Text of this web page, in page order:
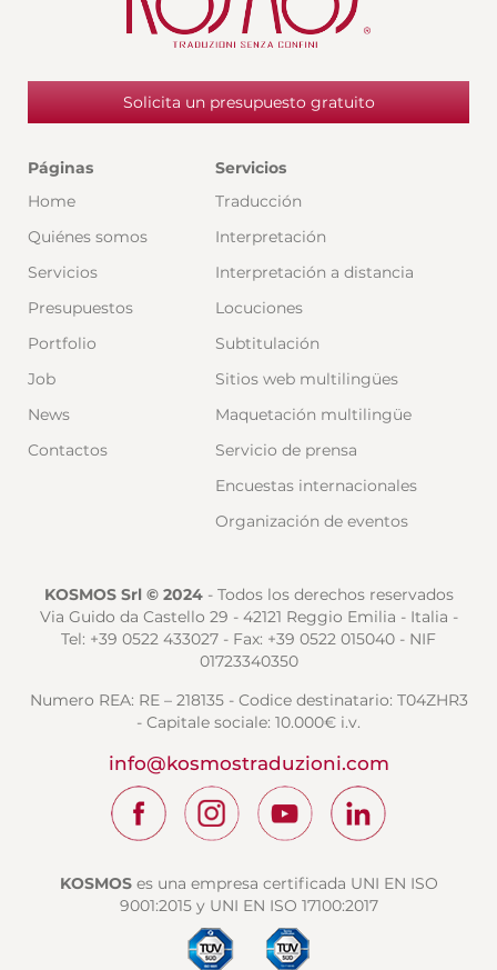
Solicita un presupuesto gratuito
Páginas
Home
Quiénes somos
Servicios
Presupuestos
Portfolio
Job
News
Contactos
Servicios
Traducción
Interpretación
Interpretación a distancia
Locuciones
Subtitulación
Sitios web multilingües
Maquetación multilingüe
Servicio de prensa
Encuestas internacionales
Organización de eventos
KOSMOS Srl © 2024- Todos los derechos reservados
Via Guido da Castello 29 - 42121 Reggio Emilia - Italia -
Tel: +39 0522 433027 - Fax: +39 0522 015040 - NIF
01723340350
Numero REA: RE – 218135 - Codice destinatario: T04ZHR3
- Capitale sociale: 10.000€ i.v.
info@kosmostraduzioni.com
KOSMOSes una empresa certificada UNI EN ISO
9001:2015 y UNI EN ISO 17100:2017